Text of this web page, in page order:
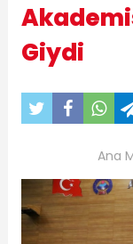
Giydi
Ana